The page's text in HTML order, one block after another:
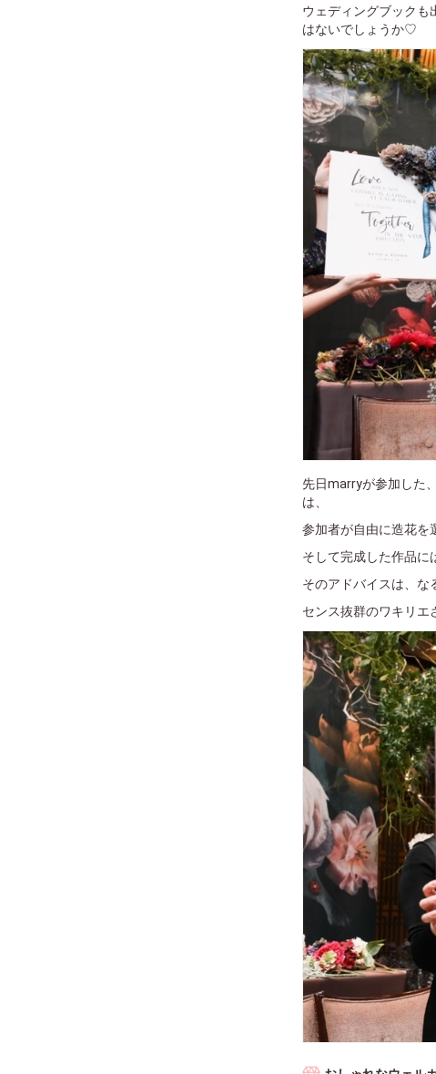
ウェディングブックも
はないでしょうか♡
先日marryが参加した
は、
参加者が自由に造花を
そして完成した作品
そのアドバイスは、な
センス抜群のワキリエ